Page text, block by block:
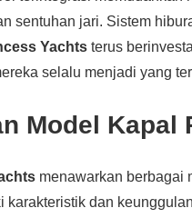
sentuhan jari. Sistem
Yachts terus
selalu menjadi yang
Model Kapal
menawarkan berbagai
karakteristik dan